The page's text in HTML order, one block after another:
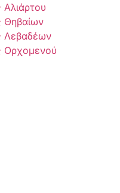
Θηβαίων
Λεβαδέων
Ορχομενού